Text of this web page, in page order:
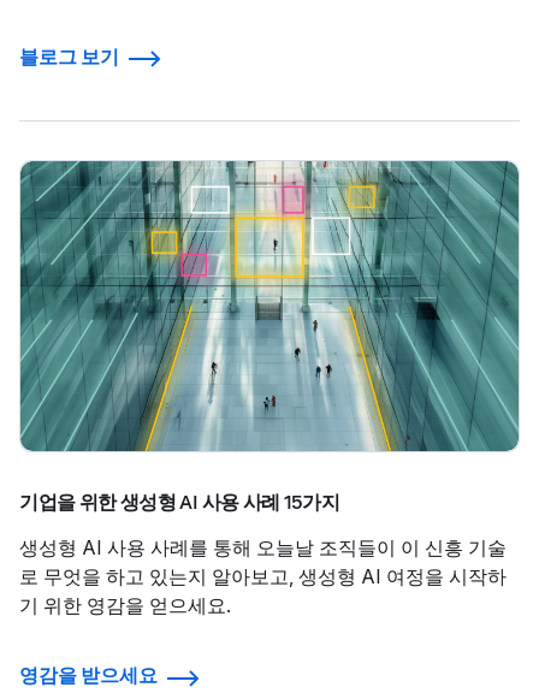
블로그 보기
기업을 위한 생성형 AI 사용 사례 15가지
생성형 AI 사용 사례를 통해 오늘날 조직들이 이 신흥 기술
로 무엇을 하고 있는지 알아보고, 생성형 AI 여정을 시작하
기 위한 영감을 얻으세요.
영감을 받으세요